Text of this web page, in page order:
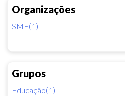
Organizações
SME(1)
Grupos
Educação(1)